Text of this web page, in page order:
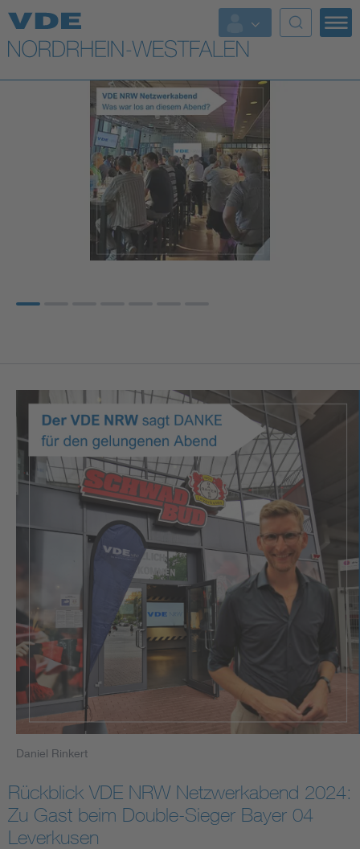
Top Themen
Weitere Themen
Daniel Rinkert
Rückblick VDE NRW Netzwerkabend 2024:
Zu Gast beim Double-Sieger Bayer 04
Leverkusen